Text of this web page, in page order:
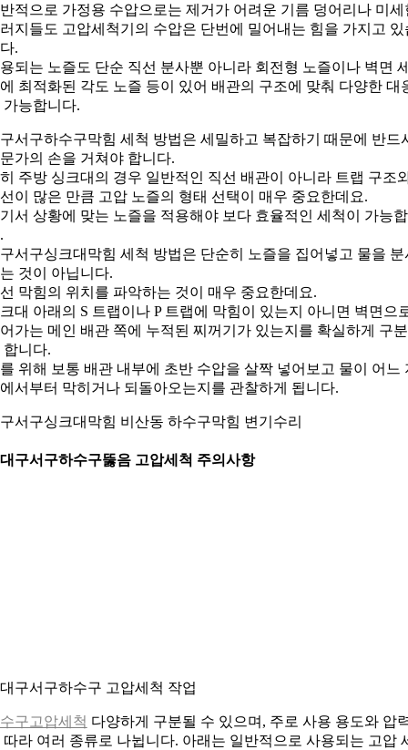
적으로 가정용 수압으로는 제거가 어려운 기름 덩어리나 미세
지들도 고압세척기의 수압은 단번에 밀어내는 힘을 가지고 있
.
되는 노즐도 단순 직선 분사뿐 아니라 회전형 노즐이나 벽면
최적화된 각도 노즐 등이 있어 배관의 구조에 맞춰 다양한 대
가능합니다.
서구하수구막힘 세척 방법은 세밀하고 복잡하기 때문에 반드
가의 손을 거쳐야 합니다.
주방 싱크대의 경우 일반적인 직선 배관이 아니라 트랩 구조
이 많은 만큼 고압 노즐의 형태 선택이 매우 중요한데요.
서 상황에 맞는 노즐을 적용해야 보다 효율적인 세척이 가능
서구싱크대막힘 세척 방법은 단순히 노즐을 집어넣고 물을 분
것이 아닙니다.
막힘의 위치를 파악하는 것이 매우 중요한데요.
대 아래의 S 트랩이나 P 트랩에 막힘이 있는지 아니면 벽면으
가는 메인 배관 쪽에 누적된 찌꺼기가 있는지를 확실하게 구
합니다.
위해 보통 배관 내부에 초반 수압을 살짝 넣어보고 물이 어느
서부터 막히거나 되돌아오는지를 관찰하게 됩니다.
서구싱크대막힘 비산동 하수구막힘 변기수리
구서구하수구뚫음 고압세척 주의사항
구서구하수구 고압세척 작업
구고압세척 다양하게 구분될 수 있으며, 주로 사용 용도와 압
따라 여러 종류로 나뉩니다. 아래는 일반적으로 사용되는 고압